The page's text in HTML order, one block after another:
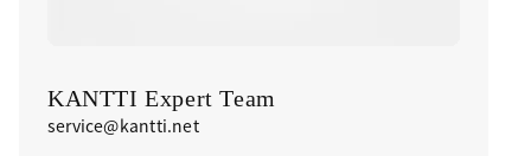
KANTTI Expert Team
service@kantti.net